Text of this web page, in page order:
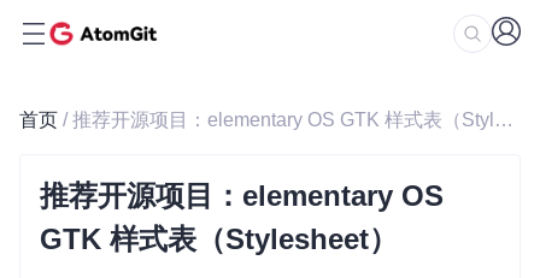
首页 / 推荐开源项目：elementary OS GTK 样式表（Stylesheet）
推荐开源项目：elementary OS
GTK 样式表（Stylesheet）